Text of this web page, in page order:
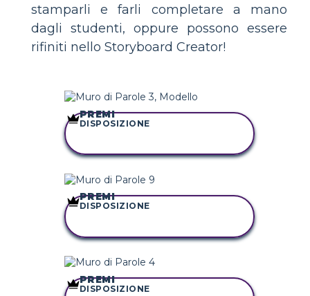
stamparli e farli completare a mano
dagli studenti, oppure possono essere
rifiniti nello Storyboard Creator!
COPIA QUESTO
PREMI
DISPOSIZIONE
COPIA QUESTO
PREMI
DISPOSIZIONE
COPIA QUESTO
PREMI
DISPOSIZIONE